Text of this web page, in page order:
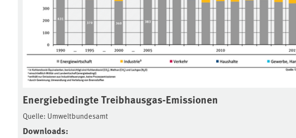
Energiebedingte Treibhausgas-Emissionen
Quelle: Umweltbundesamt
Downloads: